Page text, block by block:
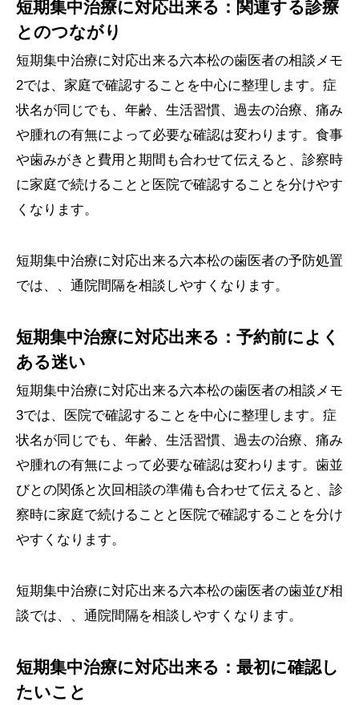
短期集中治療に対応出来る：関連する診療
とのつながり
短期集中治療に対応出来る六本松の歯医者の相談メモ
2では、家庭で確認することを中心に整理します。症
状名が同じでも、年齢、生活習慣、過去の治療、痛み
や腫れの有無によって必要な確認は変わります。食事
や歯みがきと費用と期間も合わせて伝えると、診察時
に家庭で続けることと医院で確認することを分けやす
くなります。
短期集中治療に対応出来る六本松の歯医者の予防処置
では、、通院間隔を相談しやすくなります。
短期集中治療に対応出来る：予約前によく
ある迷い
短期集中治療に対応出来る六本松の歯医者の相談メモ
3では、医院で確認することを中心に整理します。症
状名が同じでも、年齢、生活習慣、過去の治療、痛み
や腫れの有無によって必要な確認は変わります。歯並
びとの関係と次回相談の準備も合わせて伝えると、診
察時に家庭で続けることと医院で確認することを分け
やすくなります。
短期集中治療に対応出来る六本松の歯医者の歯並び相
談では、、通院間隔を相談しやすくなります。
短期集中治療に対応出来る：最初に確認し
たいこと